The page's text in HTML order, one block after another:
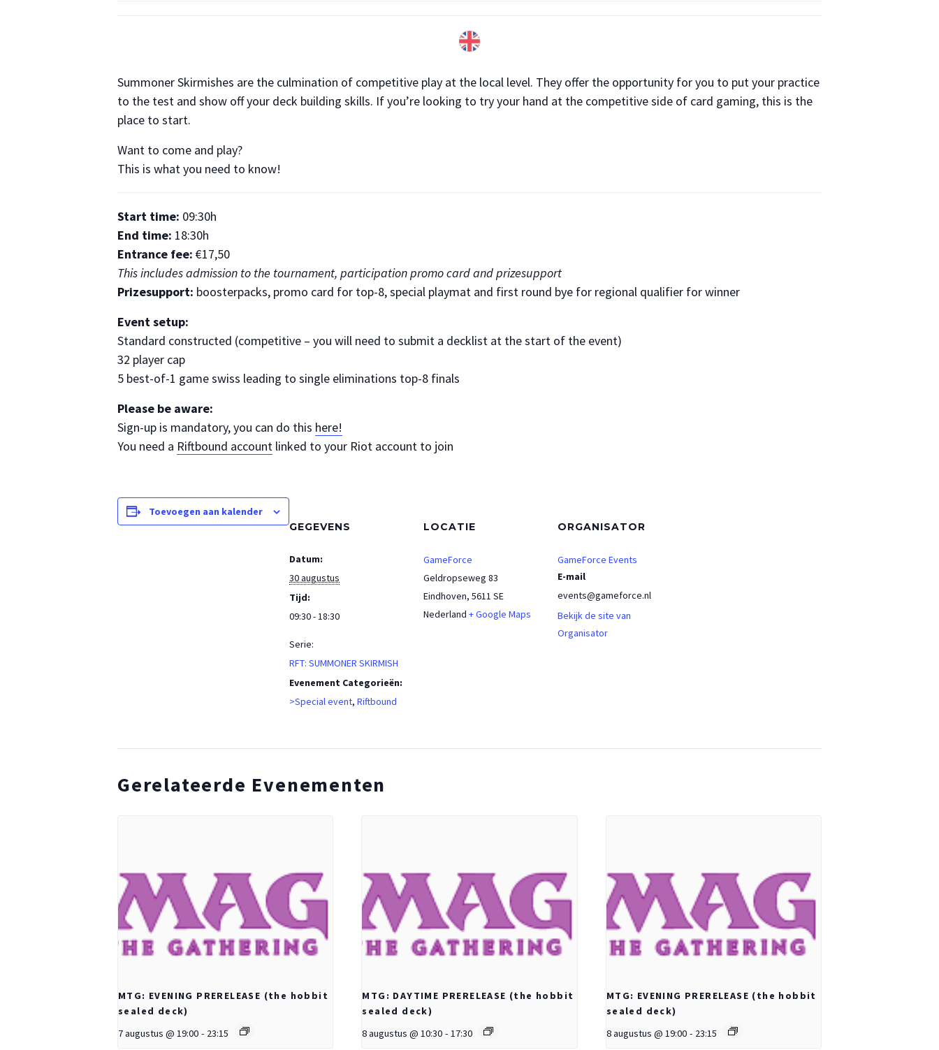
Summoner Skirmishes are the culmination of competitive play at the local level. They offer the opportunity for you to put your practice
to the test and show off your deck building skills. If you’re looking to try your hand at the competitive side of card gaming, this is the
place to start.
Want to come and play?
This is what you need to know!
Start time: 09:30h
End time: 18:30h
Entrance fee: €17,50
This includes admission to the tournament, participation promo card and prizesupport
Prizesupport: boosterpacks, promo card for top-8, special playmat and first round bye for regional qualifier for winner
Event setup:
Standard constructed (competitive – you will need to submit a decklist at the start of the event)
32 player cap
5 best-of-1 game swiss leading to single eliminations top-8 finals
Please be aware:
Sign-up is mandatory, you can do this here!
You need a Riftbound account linked to your Riot account to join
Toevoegen aan kalender
GEGEVENS
Datum:
30 augustus
Tijd:
09:30 - 18:30
Serie:
RFT: SUMMONER SKIRMISH
Evenement Categorieën:
>Special event, Riftbound
LOCATIE
GameForce
Geldropseweg 83
Eindhoven, 5611 SE
Nederland + Google Maps
ORGANISATOR
GameForce Events
E-mail
events@gameforce.nl
Bekijk de site van
Organisator
Gerelateerde Evenementen
MTG: EVENING PRERELEASE (the hobbit
sealed deck)
7 augustus @ 19:00 - 23:15
MTG: DAYTIME PRERELEASE (the hobbit
sealed deck)
8 augustus @ 10:30 - 17:30
MTG: EVENING PRERELEASE (the hobbit
sealed deck)
8 augustus @ 19:00 - 23:15